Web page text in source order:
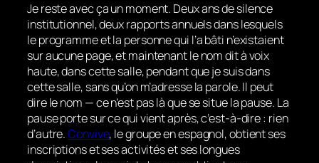
Je reste avec ça un moment. Deux ans de silence
institutionnel, deux rapports annuels dans lesquels
le programme et la personne qui l’a bâti n’existaient
sur aucune page, et maintenant le nom dit à voix
haute, dans cette salle, pendant que je suis dans
cette salle, sans qu’on m’adresse la parole. Il peut
dire le nom — ce n’est pas là que se situe la pause. La
pause porte sur ce qui vient après, c’est-à-dire : rien
d’autre.Convive, le groupe en espagnol, obtient ses
inscriptions et ses activités et ses longues